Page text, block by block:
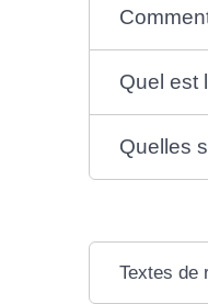
Quel est
Quelles
Textes de